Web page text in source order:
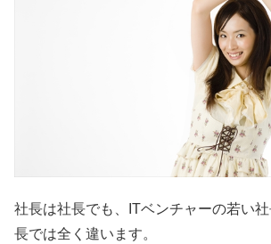
社長は社長でも、ITベンチャーの若い
長では全く違います。